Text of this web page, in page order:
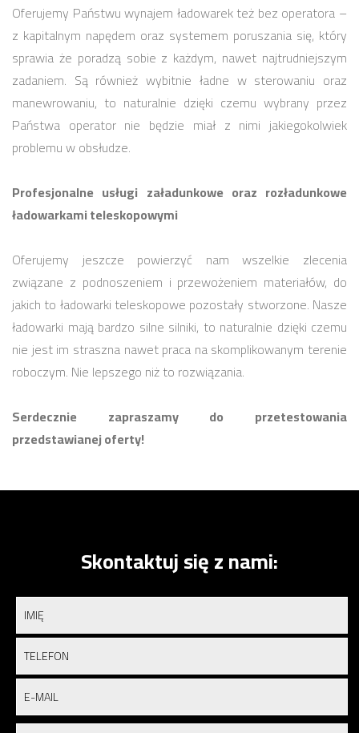
Oferujemy Państwu wynajem ładowarek też bez operatora –
z kapitalnym napędem oraz systemem poruszania się, który
sprawia że poradzą sobie z każdym, nawet najtrudniejszym
zadaniem. Są również wybitnie ładne w sterowaniu oraz
manewrowaniu, to naturalnie dzięki czemu wybrany przez
Państwa operator nie będzie miał z nimi jakiegokolwiek
problemu w obsłudze.
Profesjonalne usługi załadunkowe oraz rozładunkowe
ładowarkami teleskopowymi
Oferujemy jeszcze powierzyć nam wszelkie zlecenia
związane z podnoszeniem i przewożeniem materiałów, do
jakich to ładowarki teleskopowe pozostały stworzone. Nasze
ładowarki mają bardzo silne silniki, to naturalnie dzięki czemu
nie jest im straszna nawet praca na skomplikowanym terenie
roboczym. Nie lepszego niż to rozwiązania.
Serdecznie zapraszamy do przetestowania
przedstawianej oferty!
Skontaktuj się z nami: